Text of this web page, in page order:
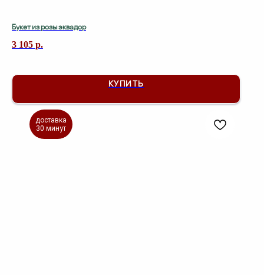
Букет из розы эквадор
3 105 р.
КУПИТЬ
доставка
30 минут